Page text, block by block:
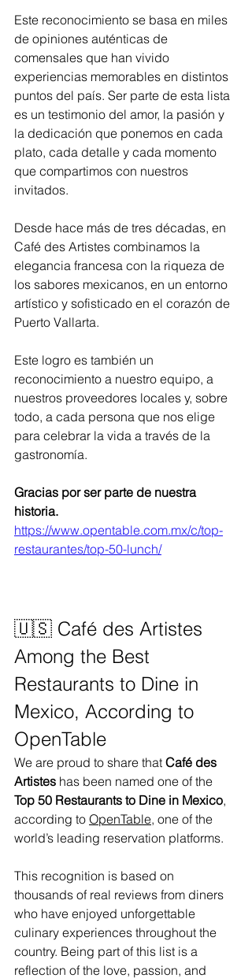
Este reconocimiento se basa en miles
de opiniones auténticas de
comensales que han vivido
experiencias memorables en distintos
puntos del país. Ser parte de esta lista
es un testimonio del amor, la pasión y
la dedicación que ponemos en cada
plato, cada detalle y cada momento
que compartimos con nuestros
invitados.
Desde hace más de tres décadas, en
Café des Artistes combinamos la
elegancia francesa con la riqueza de
los sabores mexicanos, en un entorno
artístico y sofisticado en el corazón de
Puerto Vallarta.
Este logro es también un
reconocimiento a nuestro equipo, a
nuestros proveedores locales y, sobre
todo, a cada persona que nos elige
para celebrar la vida a través de la
gastronomía.
Gracias por ser parte de nuestra
historia.
https://www.opentable.com.mx/c/top-
restaurantes/top-50-lunch/
🇺🇸 Café des Artistes
Among the Best
Restaurants to Dine in
Mexico, According to
OpenTable
We are proud to share that Café des
Artistes has been named one of the
Top 50 Restaurants to Dine in Mexico,
according to OpenTable, one of the
world’s leading reservation platforms.
This recognition is based on
thousands of real reviews from diners
who have enjoyed unforgettable
culinary experiences throughout the
country. Being part of this list is a
reflection of the love, passion, and